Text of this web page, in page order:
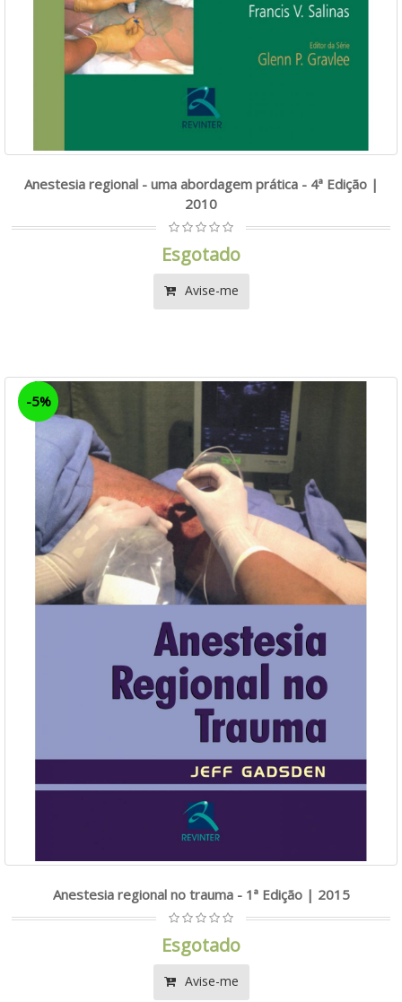
Anestesia regional - uma abordagem prática - 4ª Edição |
2010
Esgotado
Avise-me
-5%
Anestesia regional no trauma - 1ª Edição | 2015
Esgotado
Avise-me